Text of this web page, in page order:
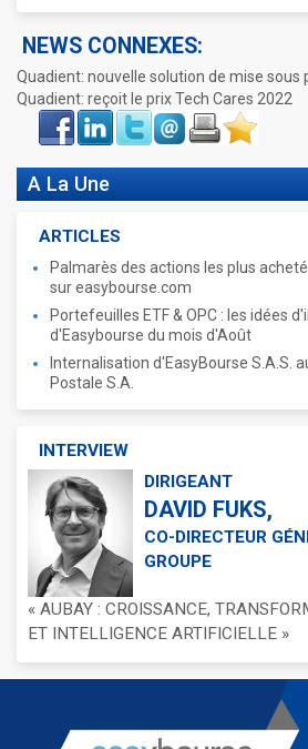
NEWS CONNEXES:
Quadient: nouvelle solution de mise sous
Quadient: reçoit le prix Tech Cares 2022
Face
book
LinkIn Twitter Envoyer ImprimerFavoris
A La Une
ARTICLES
Palmarès des actions les plus
sur easybourse.com
Portefeuilles ETF & OPC : les idées
d'Easybourse du mois d'Août
Internalisation d'EasyBourse S.A.S.
Postale S.A.
INTERVIEW
DIRIGEANT
DAVID FUKS,
CO-DIRECTEUR
GROUPE
« AUBAY : CROISSANCE,
ET INTELLIGENCE ARTIFICIELLE »